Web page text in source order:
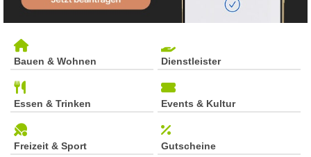
Bauen & Wohnen Dienstleister
Essen & Trinken Events & Kultur
Freizeit & Sport Gutscheine